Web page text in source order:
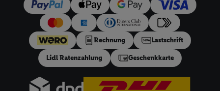
Rechnung Lastschrift
Lidl Ratenzahlung Geschenkkarte
Ihnen personalisierte Werbung auszuspielen. Hierzu wird von
uns und einem der anderen oben genannten Partner auch Ihre
in einen Hashwert umgewandelte E-Mail-Adresse in
gemeinsamer Verantwortlichkeit verarbeitet.
Zudem erlauben Sie uns, der Utiq SA/NV („Utiq“) und
Telekommunikationsnetzbetreiber
, die Utiq-Technologie
in den Lidl-Diensten einzusetzen. Utiq prüft zunächst anhand
Ihrer IP-Adresse, ob die Technologie für Sie verfügbar ist.